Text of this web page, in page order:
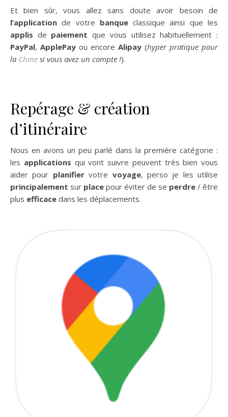
Et bien sûr, vous allez sans doute avoir besoin de
l’applicationde votre banqueclassique ainsi que les
applis de paiementque vous utilisez habituellement :
PayPal, ApplePay ou encore Alipay (hyper pratique pour
la Chine si vous avez un compte !).
Repérage & création
d’itinéraire
Nous en avons un peu parlé dans la première catégorie :
les applications qui vont suivre peuvent très bien vous
aider pour planifiervotre voyage, perso je les utilise
principalement sur place pour éviter de se perdre / être
plus efficace dans les déplacements.